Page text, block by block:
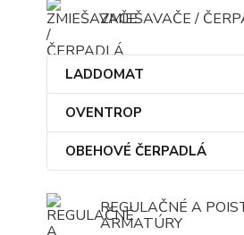
ZMIEŠAVAČE /
LADDOMAT
OVENTROP
OBEHOVÉ ČERPADLÁ
REGULAČNÉ A
ARMATÚRY